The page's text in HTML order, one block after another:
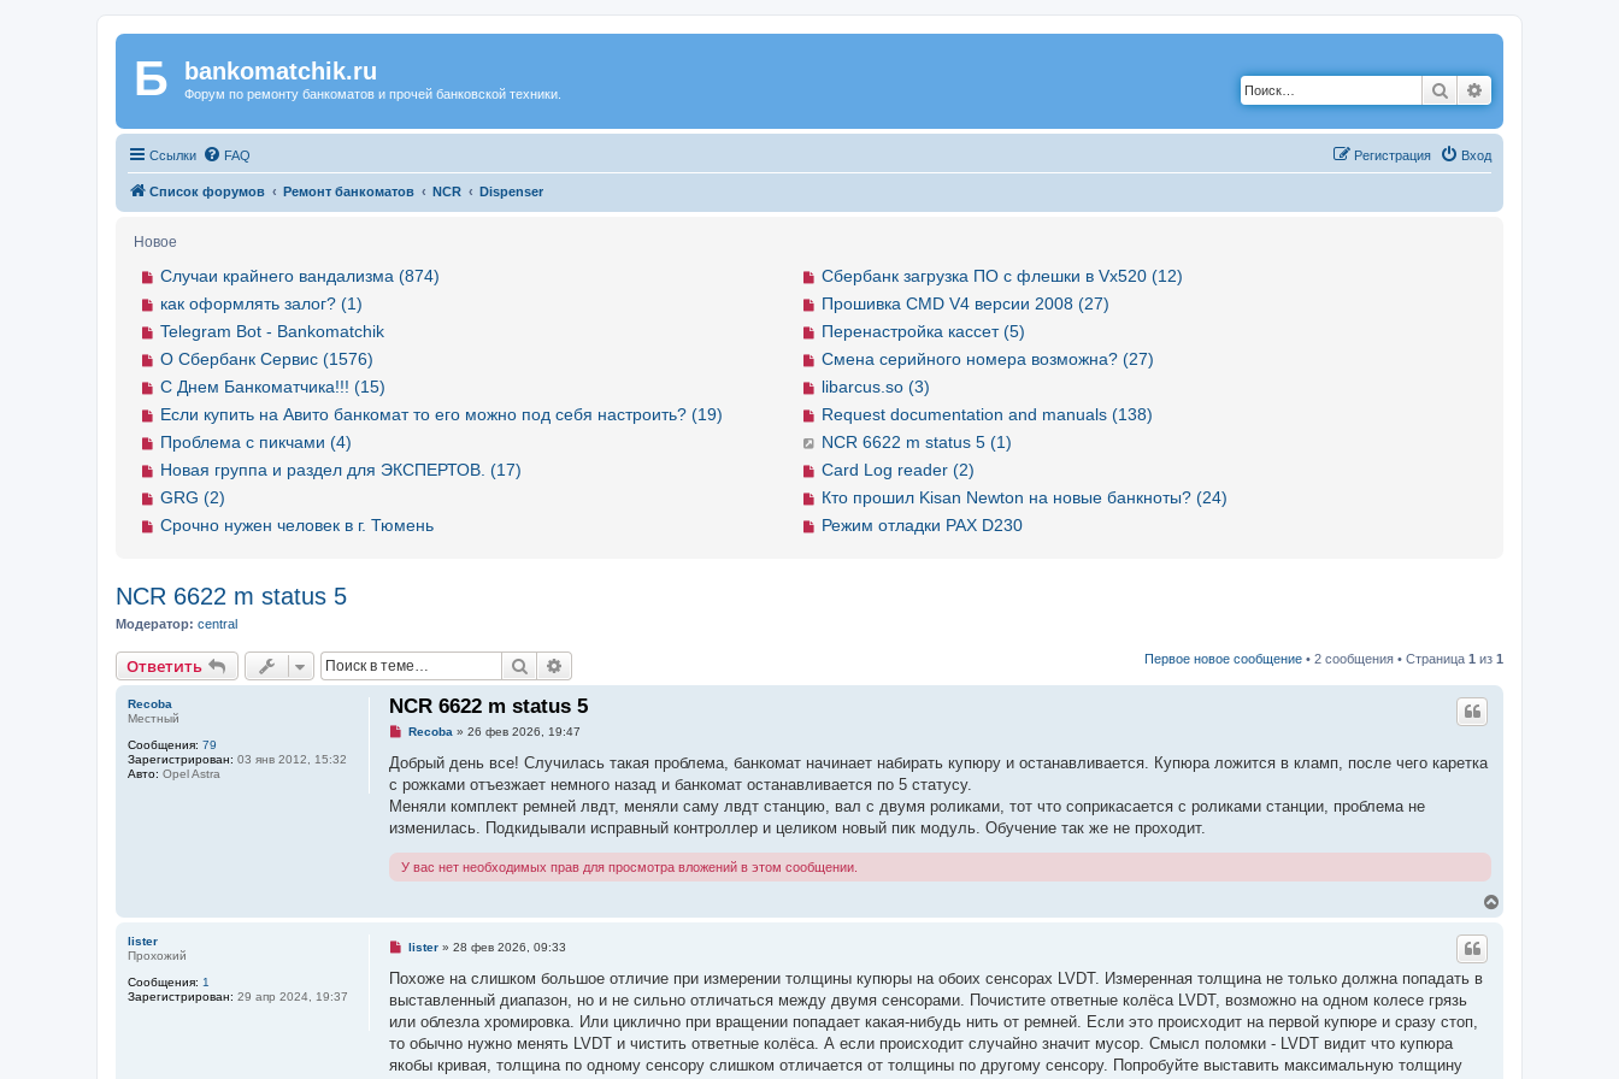
Регистрация
Б bankomatchik.ru
Форум по ремонту банкоматов и прочей банковской техники. Поиск
Ссылки FAQ Вход
Регистрация
Список форумов Ремонт банкоматов NCR Dispenser
Новое
Сбербанк загрузка ПО с флешки в Vx520 (12)
Прошивка CMD V4 версии 2008 (27)
Перенастройка кассет (5)
Смена серийного номера возможна? (27)
libarcus.so (3)
Request documentation and manuals (138)
NCR 6622 m status 5 (1)
Card Log reader (2)
Кто прошил Kisan Newton на новые банкноты? (24)
Режим отладки PAX D230
Случаи крайнего вандализма (874)
как оформлять залог? (1)
Telegram Bot - Bankomatchik
О Сбербанк Сервис (1576)
С Днем Банкоматчика!!! (15)
Если купить на Авито банкомат то его можно под себя настроить? (19)
Проблема с пикчами (4)
Новая группа и раздел для ЭКСПЕРТОВ. (17)
GRG (2)
Срочно нужен человек в г. Тюмень
NCR 6622 m status 5
Модератор: central
Ответить
Ответить Поиск Первое новое сообщение • 2 сообщения • Страница 1 из 1
Recoba
Местный
Сообщения: 79
Зарегистрирован: 03 янв 2012, 15:32
Авто: Opel Astra
NCR 6622 m status 5
Н
п
о
ч
т
н
н
с
о
щ
н
и
Recoba » 26 фев 2026, 19:47
Добрый день все! Случилась такая проблема, банкомат начинает набирать купюру и останавливается. Купюра ложится в кламп, после чего каретка
с рожками отъезжает немного назад и банкомат останавливается по 5 статусу.
Меняли комплект ремней лвдт, меняли саму лвдт станцию, вал с двумя роликами, тот что соприкасается с роликами станции, проблема не
изменилась. Подкидывали исправный контроллер и целиком новый пик модуль. Обучение так же не проходит.
У вас нет необходимых прав для просмотра вложений в этом сообщении.
lister
Прохожий
Сообщения: 1
Зарегистрирован: 29 апр 2024, 19:37
Н
п
о
ч
т
а
lister» 28 фев 2026, 09:33
Похоже на слишком большое отличие при измерении толщины купюры на обоих сенсорах LVDT. Измеренная толщина не только должна попадать в
выставленный диапазон, но и не сильно отличаться между двумя сенсорами. Почистите ответные колёса LVDT, возможно на одном колесе грязь
или облезла хромировка. Или циклично при вращении попадает какая-нибудь нить от ремней. Если это происходит на первой купюре и сразу стоп,
то обычно нужно менять LVDT и чистить ответные колёса. А если происходит случайно значит мусор. Смысл поломки - LVDT видит что купюра
якобы кривая, толщина по одному сенсору слишком отличается от толщины по другому сенсору. Попробуйте выставить максимальную толщину